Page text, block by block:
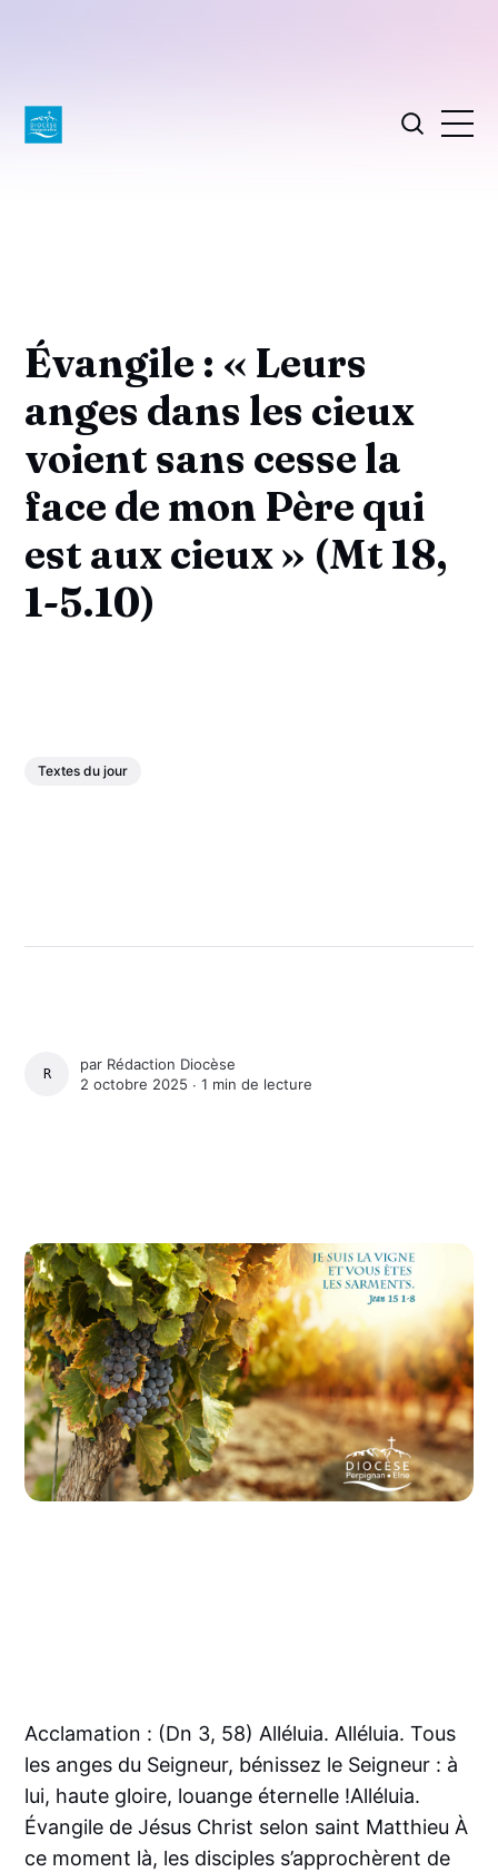
Évangile : « Leurs
anges dans les cieux
voient sans cesse la
face de mon Père qui
est aux cieux » (Mt 18,
1-5.10)
Textes du jour
RÉDACTION DIOCÈSE
par Rédaction Diocèse
2 octobre 2025 ∙1 min de lecture
Acclamation : (Dn 3, 58) Alléluia. Alléluia. Tous
les anges du Seigneur, bénissez le Seigneur : à
lui, haute gloire, louange éternelle !Alléluia.
Évangile de Jésus Christ selon saint Matthieu À
ce moment là, les disciples s’approchèrent de